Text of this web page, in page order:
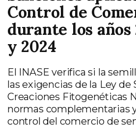
Nación
Control de
durante los años
y 2024
El INASE verifica si la
las exigencias de la Ley de
Creaciones Fitogenéticas
normas complementarias
control del comercio de